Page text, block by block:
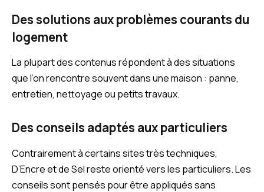
Des solutions aux problèmes courants du
logement
La plupart des contenus répondent à des situations
que l’on rencontre souvent dans une maison : panne,
entretien, nettoyage ou petits travaux.
Des conseils adaptés aux particuliers
Contrairement à certains sites très techniques,
D’Encre et de Sel reste orienté vers les particuliers. Les
conseils sont pensés pour être appliqués sans